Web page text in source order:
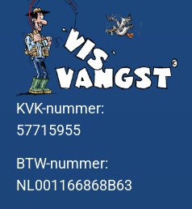
KVK-nummer:
57715955
BTW-nummer:
NL001166868B63